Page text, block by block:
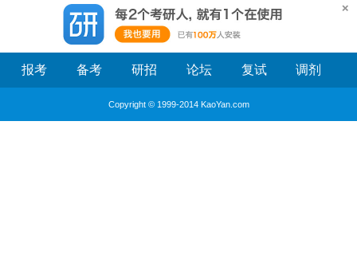
报考 备考 研招 论坛 复试 调剂
Copyright © 1999-2014 KaoYan.com